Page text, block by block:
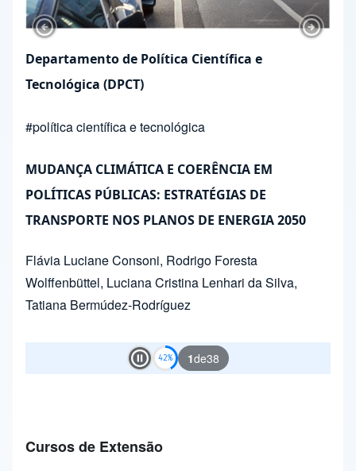
Departamento de Política Científica e
Tecnológica (DPCT)
#política científica e tecnológica
MUDANÇA CLIMÁTICA E COERÊNCIA EM
POLÍTICAS PÚBLICAS: ESTRATÉGIAS DE
TRANSPORTE NOS PLANOS DE ENERGIA 2050
Flávia Luciane Consoni, Rodrigo Foresta
Wolffenbüttel, Luciana Cristina Lenhari da Silva,
Tatiana Bermúdez-Rodríguez
Play and Stop Slideshow
1de38
Previous Slide Next
Cursos de Extensão